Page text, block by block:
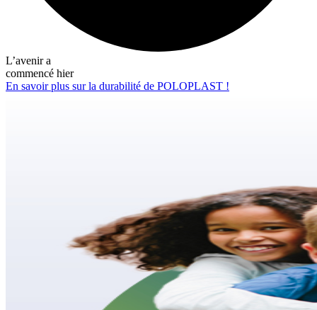
L’avenir a
commencé hier
En savoir plus sur la durabilité de POLOPLAST !